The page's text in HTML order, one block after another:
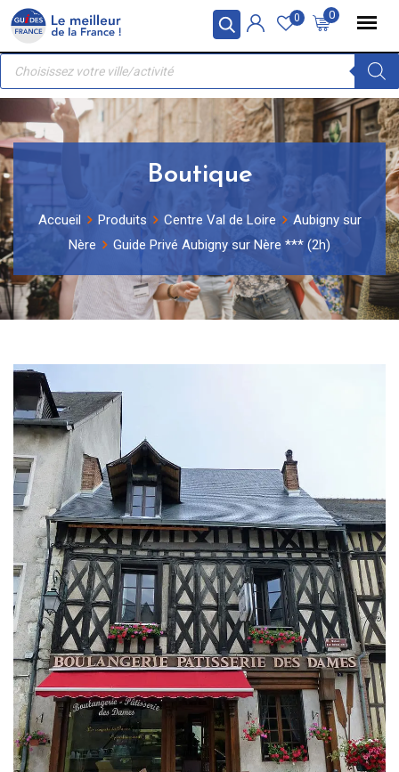
Panneau de gestion des cookies
Skip
content
0
0
Recherche
produits
Boutique
Accueil Produits Centre Val de Loire
Aubigny sur
Nère
Guide Privé Aubigny sur Nère *** (2h)